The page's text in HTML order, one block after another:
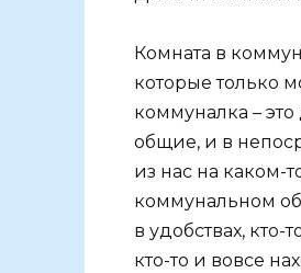
Комната в
которые только
коммуналка –
общие, и в
из нас на каком-
коммунальном
в удобствах,
кто-то и вовсе